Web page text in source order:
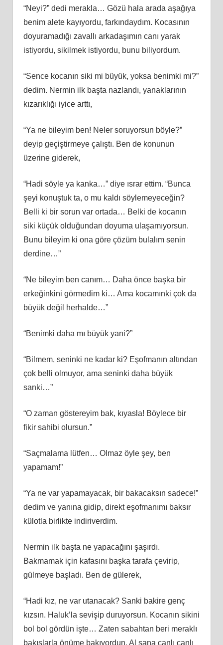
“Neyi?” dedi merakla… Gözü hala arada aşağıya
benim alete kayıyordu, farkındaydım. Kocasının
doyuramadığı zavallı arkadaşımın canı yarak
istiyordu, sikilmek istiyordu, bunu biliyordum.
“Sence kocanın siki mi büyük, yoksa benimki mi?”
dedim. Nermin ilk başta nazlandı, yanaklarının
kızarıklığı iyice arttı,
“Ya ne bileyim ben! Neler soruyorsun böyle?”
deyip geçiştirmeye çalıştı. Ben de konunun
üzerine giderek,
“Hadi söyle ya kanka…” diye ısrar ettim. “Bunca
şeyi konuştuk ta, o mu kaldı söylemeyeceğin?
Belli ki bir sorun var ortada… Belki de kocanın
siki küçük olduğundan doyuma ulaşamıyorsun.
Bunu bileyim ki ona göre çözüm bulalım senin
derdine…”
“Ne bileyim ben canım… Daha önce başka bir
erkeğinkini görmedim ki… Ama kocamınki çok da
büyük değil herhalde…”
“Benimki daha mı büyük yani?”
“Bilmem, seninki ne kadar ki? Eşofmanın altından
çok belli olmuyor, ama seninki daha büyük
sanki…”
“O zaman göstereyim bak, kıyasla! Böylece bir
fikir sahibi olursun.”
“Saçmalama lütfen… Olmaz öyle şey, ben
yapamam!”
“Ya ne var yapamayacak, bir bakacaksın sadece!”
dedim ve yanına gidip, direkt eşofmanımı baksır
külotla birlikte indiriverdim.
Nermin ilk başta ne yapacağını şaşırdı.
Bakmamak için kafasını başka tarafa çevirip,
gülmeye başladı. Ben de gülerek,
“Hadi kız, ne var utanacak? Sanki bakire genç
kızsın. Haluk’la sevişip duruyorsun. Kocanın sikini
bol bol gördün işte… Zaten sabahtan beri meraklı
bakışlarla önüme bakıyordun. Al sana canlı canlı